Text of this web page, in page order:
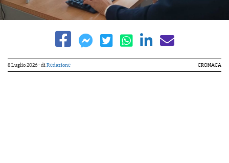
8 Luglio 2026- di Redazione CRONACA